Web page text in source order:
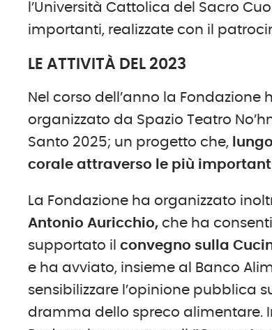
l’Università Cattolica del Sacro
importanti, realizzate con il
LE ATTIVITÀ DEL 2023
Nel corso dell’anno la
organizzato da Spazio Teatro
Santo 2025; un progetto che,
corale attraverso le più
La Fondazione ha organizzato
Antonio Auricchio,che ha
supportato ilconvegno sulla
e ha avviato, insieme al Banco
sensibilizzare l’opinione pubblica
dramma dello spreco alimentare.